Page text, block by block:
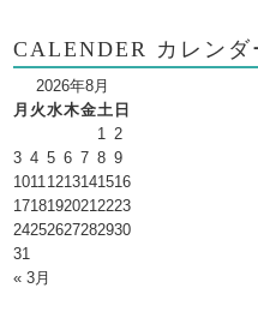
CALENDER カレンダ
2026年8月
月 火水木金土 日
1 2
3 4 5 6 7 8 9
10111213141516
17181920212223
24252627282930
31
« 3月